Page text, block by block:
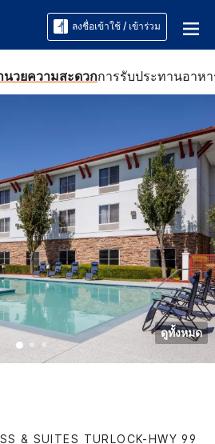
ลงชื่อเข้าใช้ / เข้าร่วม
นวยความสะดวกการรับประทานอาห
ดูทั้งหมด
& SUITES TURLOCK-HWY 99